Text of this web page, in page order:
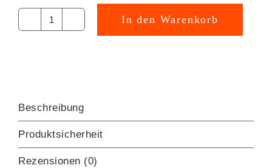
DACHS
In den Warenkorb
Beschreibung
Produktsicherheit
Rezensionen (0)